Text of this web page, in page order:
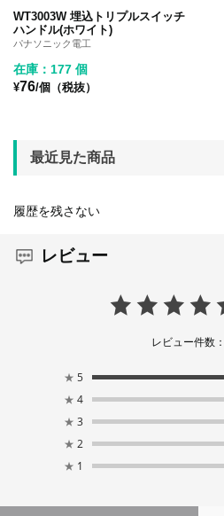
WT3003W 埋込トリプルスイッチ
ハンドル(ホワイト)
パナソニック電工
在庫：177 個
¥76/個（税抜）
最近見た商品
履歴を残さない
レビュー
レビュー件数：
★ 5
★ 4
★ 3
★ 2
★ 1